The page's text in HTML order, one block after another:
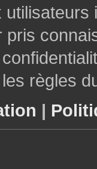
pris
règles
|